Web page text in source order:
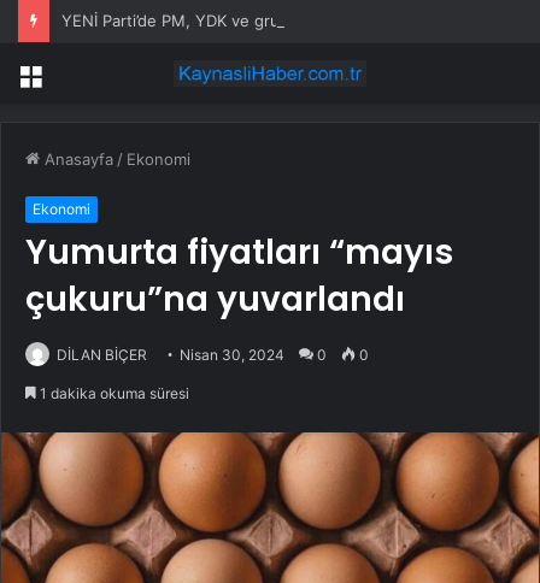
YENİ Parti’de PM, YDK ve grup başkanvekilleri belirlendi
Menü
Anasayfa / Ekonomi
Ekonomi
Yumurta fiyatları “mayıs
çukuru”na yuvarlandı
DİLAN BİÇER Nisan 30, 2024 0 0
1 dakika okuma süresi